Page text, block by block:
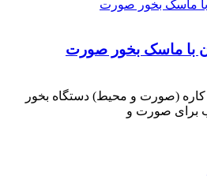
با ماسک بخور صورت
(صورت و محیط) دستگاه بخور
برای صورت و